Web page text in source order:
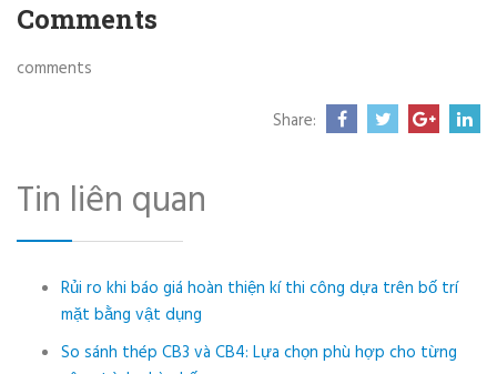
Comments
comments
Share:
Tin liên quan
Rủi ro khi báo giá hoàn thiện kí thi công dựa trên bố trí
mặt bằng vật dụng
So sánh thép CB3 và CB4: Lựa chọn phù hợp cho từng